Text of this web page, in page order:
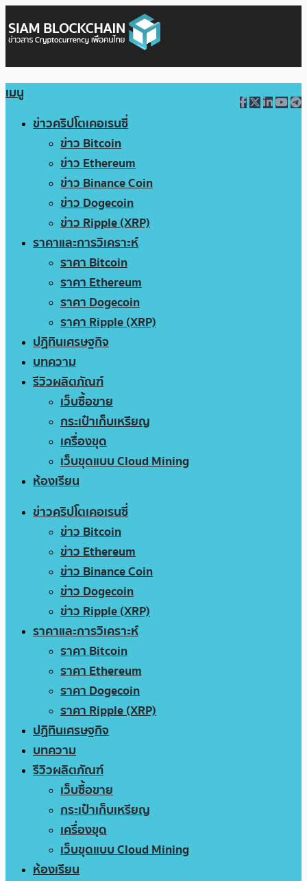
เมนู
ข่าวคริปโตเคอเรนซี่
ข่าว Bitcoin
ข่าว Ethereum
ข่าว Binance Coin
ข่าว Dogecoin
ข่าว Ripple (XRP)
ราคาและการวิเคราะห์
ราคา Bitcoin
ราคา Ethereum
ราคา Dogecoin
ราคา Ripple (XRP)
ปฏิทินเศรษฐกิจ
บทความ
รีวิวผลิตภัณฑ์
เว็บซื้อขาย
กระเป๋าเก็บเหรียญ
เครื่องขุด
เว็บขุดแบบ Cloud Mining
ห้องเรียน
ข่าวคริปโตเคอเรนซี่
ข่าว Bitcoin
ข่าว Ethereum
ข่าว Binance Coin
ข่าว Dogecoin
ข่าว Ripple (XRP)
ราคาและการวิเคราะห์
ราคา Bitcoin
ราคา Ethereum
ราคา Dogecoin
ราคา Ripple (XRP)
ปฏิทินเศรษฐกิจ
บทความ
รีวิวผลิตภัณฑ์
เว็บซื้อขาย
กระเป๋าเก็บเหรียญ
เครื่องขุด
เว็บขุดแบบ Cloud Mining
ห้องเรียน